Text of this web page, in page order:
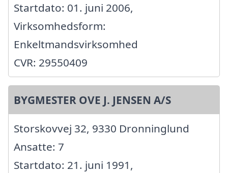
Startdato: 01. juni 2006,
Virksomhedsform:
Enkeltmandsvirksomhed
CVR: 29550409
BYGMESTER OVE J. JENSEN A/S
Storskovvej 32, 9330 Dronninglund
Ansatte: 7
Startdato: 21. juni 1991,